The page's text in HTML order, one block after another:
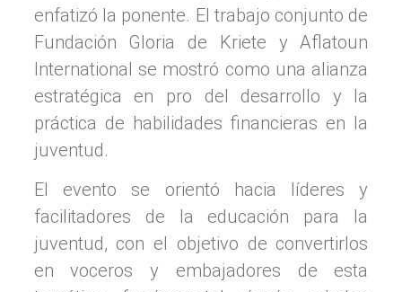
enfatizó la ponente. El trabajo conjunto de
Fundación Gloria de Kriete y Aflatoun
International se mostró como una alianza
estratégica en pro del desarrollo y la
práctica de habilidades financieras en la
juventud.
El evento se orientó hacia líderes y
facilitadores de la educación para la
juventud, con el objetivo de convertirlos
en voceros y embajadores de esta